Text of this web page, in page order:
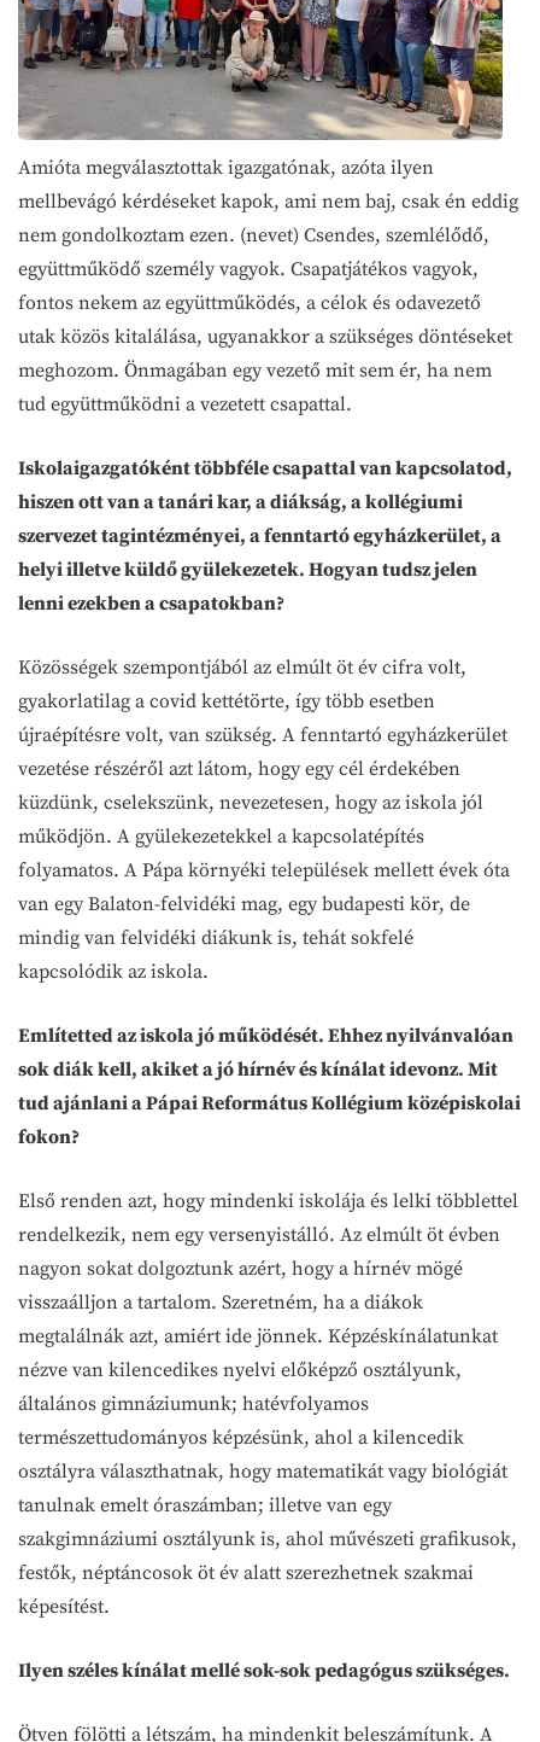
Amióta megválasztottak igazgatónak, azóta ilyen
mellbevágó kérdéseket kapok, ami nem baj, csak én eddig
nem gondolkoztam ezen. (nevet) Csendes, szemlélődő,
együttműködő személy vagyok. Csapatjátékos vagyok,
fontos nekem az együttműködés, a célok és odavezető
utak közös kitalálása, ugyanakkor a szükséges döntéseket
meghozom. Önmagában egy vezető mit sem ér, ha nem
tud együttműködni a vezetett csapattal.
Iskolaigazgatóként többféle csapattal van kapcsolatod,
hiszen ott van a tanári kar, a diákság, a kollégiumi
szervezet tagintézményei, a fenntartó egyházkerület, a
helyi illetve küldő gyülekezetek. Hogyan tudsz jelen
lenni ezekben a csapatokban?
Közösségek szempontjából az elmúlt öt év cifra volt,
gyakorlatilag a covid kettétörte, így több esetben
újraépítésre volt, van szükség. A fenntartó egyházkerület
vezetése részéről azt látom, hogy egy cél érdekében
küzdünk, cselekszünk, nevezetesen, hogy az iskola jól
működjön. A gyülekezetekkel a kapcsolatépítés
folyamatos. A Pápa környéki települések mellett évek óta
van egy Balaton-felvidéki mag, egy budapesti kör, de
mindig van felvidéki diákunk is, tehát sokfelé
kapcsolódik az iskola.
Említetted az iskola jó működését. Ehhez nyilvánvalóan
sok diák kell, akiket a jó hírnév és kínálat idevonz. Mit
tud ajánlani a Pápai Református Kollégium középiskolai
fokon?
Első renden azt, hogy mindenki iskolája és lelki többlettel
rendelkezik, nem egy versenyistálló. Az elmúlt öt évben
nagyon sokat dolgoztunk azért, hogy a hírnév mögé
visszaálljon a tartalom. Szeretném, ha a diákok
megtalálnák azt, amiért ide jönnek. Képzéskínálatunkat
nézve van kilencedikes nyelvi előképző osztályunk,
általános gimnáziumunk; hatévfolyamos
természettudományos képzésünk, ahol a kilencedik
osztályra választhatnak, hogy matematikát vagy biológiát
tanulnak emelt óraszámban; illetve van egy
szakgimnáziumi osztályunk is, ahol művészeti grafikusok,
festők, néptáncosok öt év alatt szerezhetnek szakmai
képesítést.
Ilyen széles kínálat mellé sok-sok pedagógus szükséges.
Ötven fölötti a létszám, ha mindenkit beleszámítunk. A